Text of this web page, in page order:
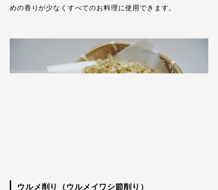
めの香りが少なくすべてのお料理に使用できます。
ウルメ削り（ウルメイワシ節削り）